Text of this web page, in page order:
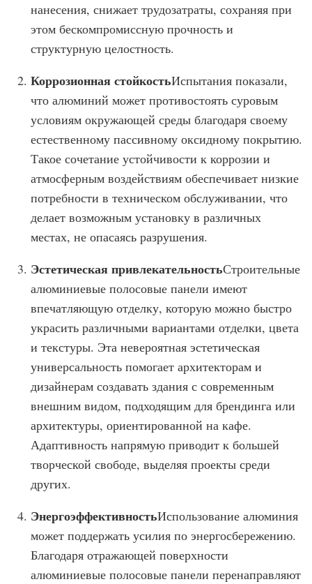
нанесения, снижает трудозатраты, сохраняя при
этом бескомпромиссную прочность и
структурную целостность.
Коррозионная стойкостьИспытания показали,
что алюминий может противостоять суровым
условиям окружающей среды благодаря своему
естественному пассивному оксидному покрытию.
Такое сочетание устойчивости к коррозии и
атмосферным воздействиям обеспечивает низкие
потребности в техническом обслуживании, что
делает возможным установку в различных
местах, не опасаясь разрушения.
Эстетическая привлекательностьСтроительные
алюминиевые полосовые панели имеют
впечатляющую отделку, которую можно быстро
украсить различными вариантами отделки, цвета
и текстуры. Эта невероятная эстетическая
универсальность помогает архитекторам и
дизайнерам создавать здания с современным
внешним видом, подходящим для брендинга или
архитектуры, ориентированной на кафе.
Адаптивность напрямую приводит к большей
творческой свободе, выделяя проекты среди
других.
ЭнергоэффективностьИспользование алюминия
может поддержать усилия по энергосбережению.
Благодаря отражающей поверхности
алюминиевые полосовые панели перенаправляют